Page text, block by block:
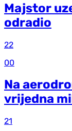
Majstor
odradio
22
00
Na
vrijedna
21